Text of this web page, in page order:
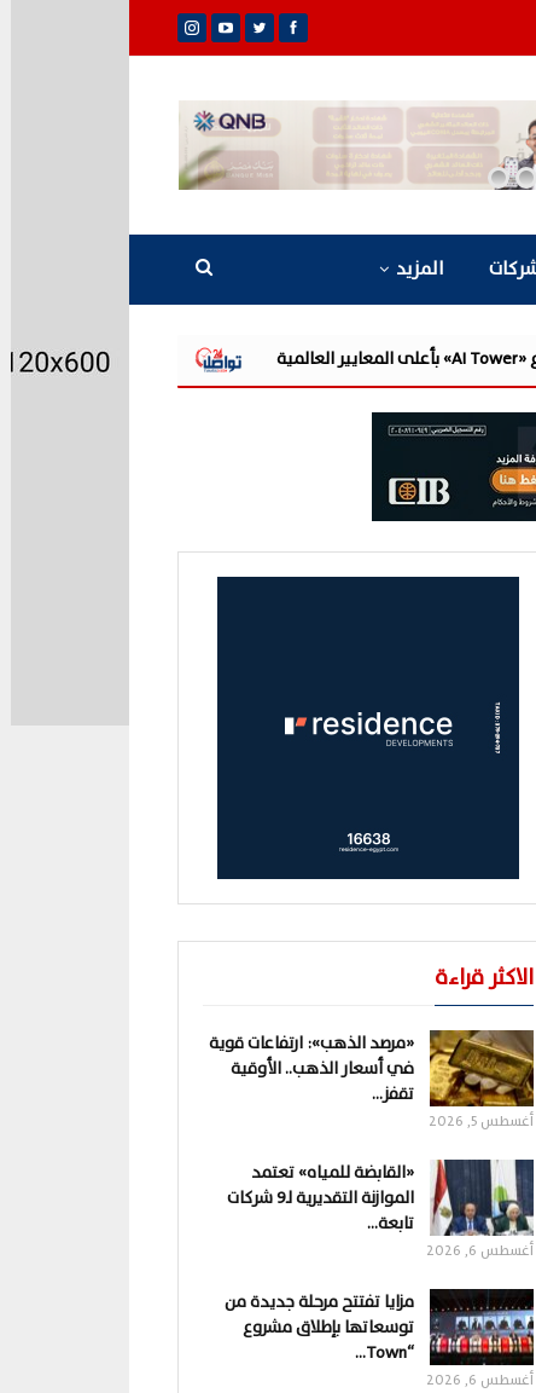
المزيد
«القابضة للمياه» تعتمد الموازنة التقديرية لـ9 شركات تابعة للعام المالي 2026/2027
الاكثر قراءة
«مرصد الذهب»: ارتفاعات قوية
في أسعار الذهب.. الأوقية
تقفز…
أغسطس 5, 2026
«القابضة للمياه» تعتمد
الموازنة التقديرية لـ9 شركات
تابعة…
أغسطس 6, 2026
مزايا تفتتح مرحلة جديدة من
توسعاتها بإطلاق مشروع
“Town…
أغسطس 6, 2026